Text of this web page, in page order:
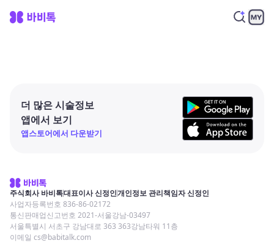
더 많은 시술정보
앱에서 보기
앱스토어에서 다운받기
주식회사 바비톡대표이사 신정인개인정보 관리책임자 신정인
사업자등록번호 836-86-02172
통신판매업신고번호 2021-서울강남-03497
서울특별시 서초구 강남대로 363 363강남타워 11층
이메일 cs@babitalk.com